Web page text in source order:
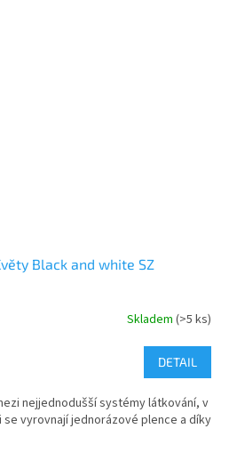
Black and white SZ
Skladem (>5 ks)
DETAIL
nejjednodušší systémy látkování, v
vyrovnají jednorázové plence a díky